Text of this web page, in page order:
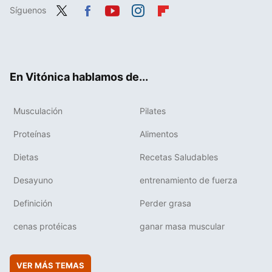
Síguenos
En Vitónica hablamos de...
Musculación Pilates
Proteínas Alimentos
Dietas Recetas Saludables
Desayuno entrenamiento de fuerza
Definición Perder grasa
cenas protéicas ganar masa muscular
VER MÁS TEMAS